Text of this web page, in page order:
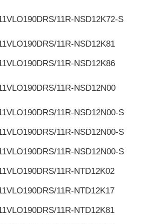
11R-NSD12K72-S
11R-NSD12K81
11R-NSD12K86
11R-NSD12N00
11R-NSD12N00-S
11R-NSD12N00-S
11R-NSD12N00-S
11R-NTD12K02
11R-NTD12K17
11R-NTD12K81